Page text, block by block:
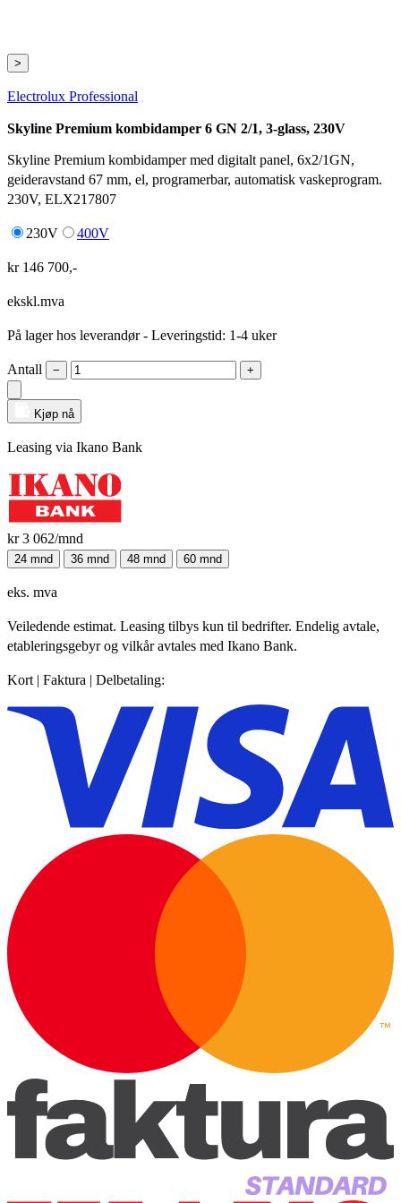
>
Electrolux Professional
Skyline Premium kombidamper 6 GN 2/1, 3-glass, 230V
Skyline Premium kombidamper med digitalt panel, 6x2/1GN,
geideravstand 67 mm, el, programerbar, automatisk vaskeprogram.
230V, ELX217807
230V 400V
kr146 700,-
ekskl.mva
På lager hos leverandør- Leveringstid: 1-4 uker
Antall − +
Kjøp nå
Leasing via Ikano Bank
kr 3 062/mnd
24 mnd 36 mnd 48 mnd 60 mnd
eks. mva
Veiledende estimat. Leasing tilbys kun til bedrifter. Endelig avtale,
etableringsgebyr og vilkår avtales med Ikano Bank.
Kort | Faktura | Delbetaling: